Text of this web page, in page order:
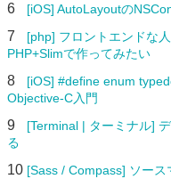
6 [iOS] AutoLayoutの
7
[php] フロントエンドな
PHP+Slimで作ってみたい
8
[iOS] #define enum
Objective-C入門
9
[Terminal | ターミナル]
る
10 [Sass / Compass] ソー